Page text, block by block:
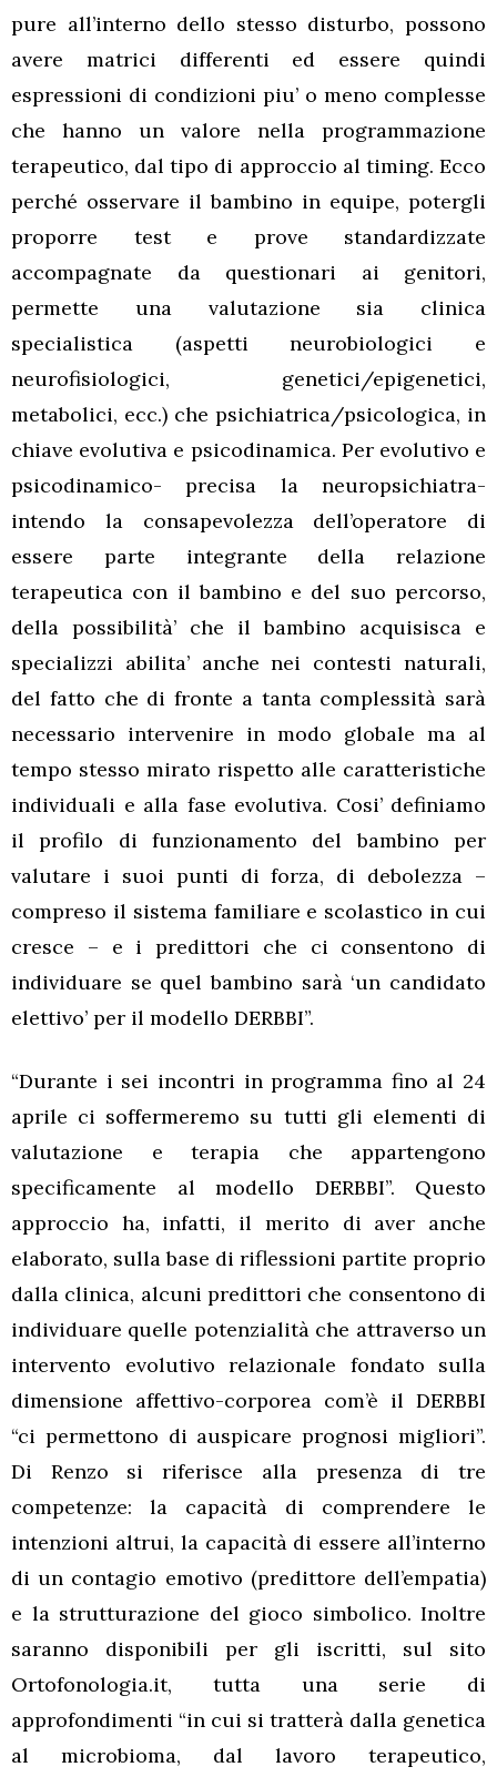
pure all’interno dello stesso disturbo, possono
avere matrici differenti ed essere quindi
espressioni di condizioni piu’ o meno complesse
che hanno un valore nella programmazione
terapeutico, dal tipo di approccio al timing. Ecco
perché osservare il bambino in equipe, potergli
proporre test e prove standardizzate
accompagnate da questionari ai genitori,
permette una valutazione sia clinica
specialistica (aspetti neurobiologici e
neurofisiologici, genetici/epigenetici,
metabolici, ecc.) che psichiatrica/psicologica, in
chiave evolutiva e psicodinamica. Per evolutivo e
psicodinamico- precisa la neuropsichiatra-
intendo la consapevolezza dell’operatore di
essere parte integrante della relazione
terapeutica con il bambino e del suo percorso,
della possibilità’ che il bambino acquisisca e
specializzi abilita’ anche nei contesti naturali,
del fatto che di fronte a tanta complessità sarà
necessario intervenire in modo globale ma al
tempo stesso mirato rispetto alle caratteristiche
individuali e alla fase evolutiva. Cosi’ definiamo
il profilo di funzionamento del bambino per
valutare i suoi punti di forza, di debolezza –
compreso il sistema familiare e scolastico in cui
cresce – e i predittori che ci consentono di
individuare se quel bambino sarà ‘un candidato
elettivo’ per il modello DERBBI”.
“Durante i sei incontri in programma fino al 24
aprile ci soffermeremo su tutti gli elementi di
valutazione e terapia che appartengono
specificamente al modello DERBBI”. Questo
approccio ha, infatti, il merito di aver anche
elaborato, sulla base di riflessioni partite proprio
dalla clinica, alcuni predittori che consentono di
individuare quelle potenzialità che attraverso un
intervento evolutivo relazionale fondato sulla
dimensione affettivo-corporea com’è il DERBBI
“ci permettono di auspicare prognosi migliori”.
Di Renzo si riferisce alla presenza di tre
competenze: la capacità di comprendere le
intenzioni altrui, la capacità di essere all’interno
di un contagio emotivo (predittore dell’empatia)
e la strutturazione del gioco simbolico. Inoltre
saranno disponibili per gli iscritti, sul sito
Ortofonologia.it, tutta una serie di
approfondimenti “in cui si tratterà dalla genetica
al microbioma, dal lavoro terapeutico,